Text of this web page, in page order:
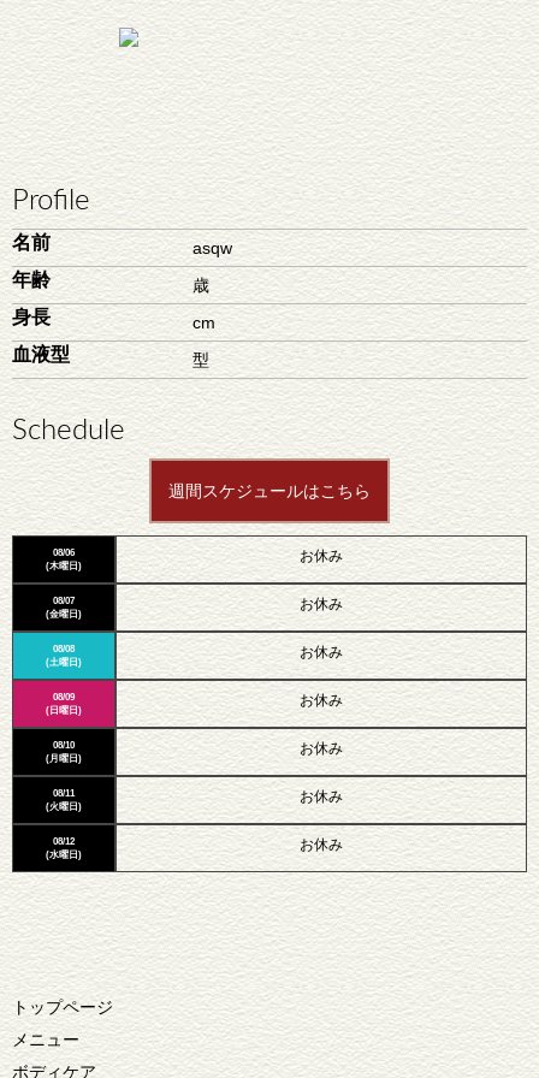
Profile
名前 asqw
年齢 歳
身長 cm
血液型 型
Schedule
週間スケジュールはこちら
08/06
(木曜日)
08/07
(金曜日)
08/08
(土曜日)
08/09
(日曜日)
08/10
(月曜日)
08/11
(火曜日)
08/12
(水曜日)
お休み
お休み
お休み
お休み
お休み
お休み
お休み
トップページ
メニュー
ボディケア